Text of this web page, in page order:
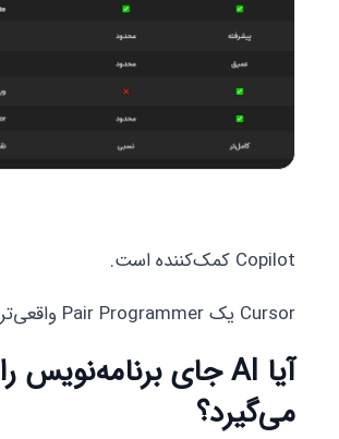
Copilot کمک‌کننده است.
Cursor یک Pair Programmer واقعی‌تر است.
آیا AI جای برنامه‌نویس را
می‌گیرد؟